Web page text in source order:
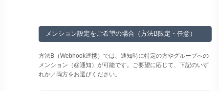
メンション設定をご希望の場合（方法B限定・任意）
方法B（Webhook連携）では、通知時に特定の方やグループへの
メンション（@通知）が可能です。ご要望に応じて、下記のいず
れか／両方をお選びください。